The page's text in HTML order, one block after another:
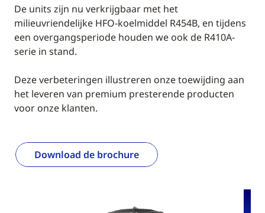
De units zijn nu verkrijgbaar met het
milieuvriendelijke HFO-koelmiddel R454B, en tijdens
een overgangsperiode houden we ook de R410A-
serie in stand.
Deze verbeteringen illustreren onze toewijding aan
het leveren van premium presterende producten
voor onze klanten.
Download de brochure